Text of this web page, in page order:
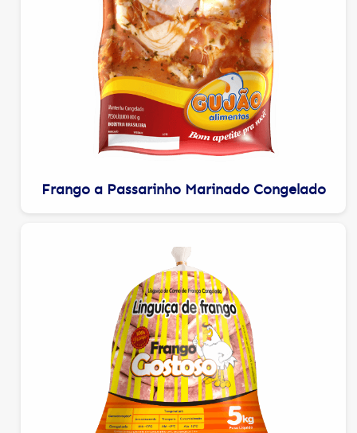
Frango a Passarinho Marinado Congelado